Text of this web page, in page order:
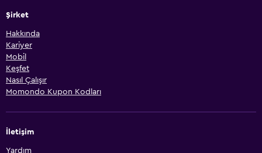
Şirket
Hakkında
Kariyer
Mobil
Keşfet
Nasıl Çalışır
Momondo Kupon Kodları
İletişim
Yardım